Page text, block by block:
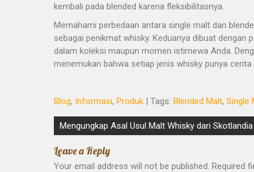
kembali pada blended karena fleksibilitasnya.
Memahami perbedaan antara single malt dan
sebagai penikmat whisky. Keduanya dibuat dengan
dalam koleksi maupun momen istimewa Anda.
menemukan bahwa setiap jenis whisky punya
Blog, Informasi, Produk | Tags: Blended Malt, Single
Post
Mengungkap Asal Usul Malt Whisky dari Skotlandia
Leave a Reply
Your email address will not be published. Required